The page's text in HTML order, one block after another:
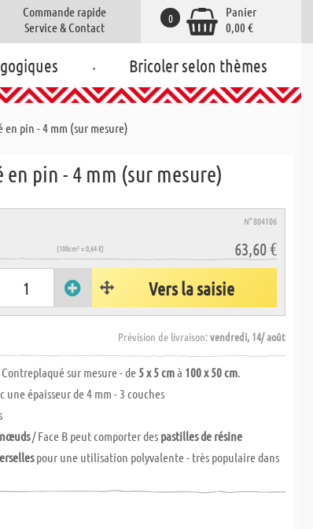
Commande rapide
Service & Contact
Panier
0,00 €
0
. Bricoler selon thèmes
en pin - 4 mm (sur mesure)
pin - 4 mm (sur mesure)
N° 804106
(100cm² = 0,64 €) 63,60 €
Vers la saisie
Prévision de livraison:vendredi, 14/ août
Contreplaqué sur mesure - de 5 x 5 cmà 100 x 50 cm.
une épaisseur de 4 mm - 3 couches
/ Face B peut comporter des pastilles de résine
pour une utilisation polyvalente - très populaire dans